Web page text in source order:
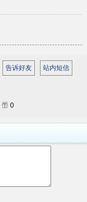
告诉好友 站内短信
0